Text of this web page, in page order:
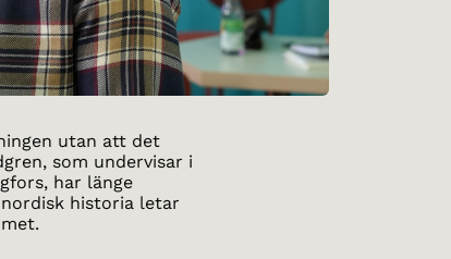
utan att det
som undervisar i
har länge
historia letar